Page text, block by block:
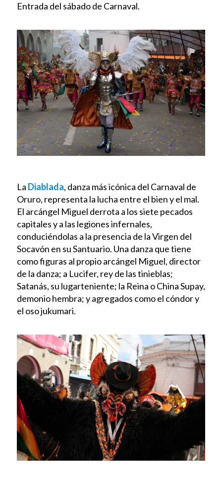
Entrada del sábado de Carnaval.
La Diablada, danza más icónica del Carnaval de
Oruro, representa la lucha entre el bien y el mal.
El arcángel Miguel derrota a los siete pecados
capitales y a las legiones infernales,
conduciéndolas a la presencia de la Virgen del
Socavón en su Santuario. Una danza que tiene
como figuras al propio arcángel Miguel, director
de la danza; a Lucifer, rey de las tinieblas;
Satanás, su lugarteniente; la Reina o China Supay,
demonio hembra; y agregados como el cóndor y
el oso jukumari.